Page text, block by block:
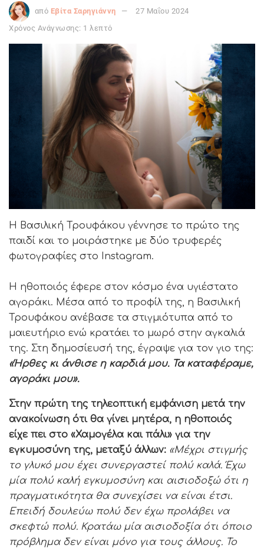
από Εβίτα Σαρηγιάννη
27 Μαΐου 2024
Χρόνος Ανάγνωσης: 1 λεπτό
Η Βασιλική Τρουφάκου γέννησε το πρώτο της
παιδί και το μοιράστηκε με δύο τρυφερές
φωτογραφίες στο Instagram.
Η ηθοποιός έφερε στον κόσμο ένα υγιέστατο
αγοράκι. Μέσα από το προφίλ της, η Βασιλική
Τρουφάκου ανέβασε τα στιγμιότυπα από το
μαιευτήριο ενώ κρατάει το μωρό στην αγκαλιά
της. Στη δημοσίευσή της, έγραψε για τον γιο της:
«Ήρθες κι άνθισε η καρδιά μου. Τα καταφέραμε,
αγοράκι μου».
Στην πρώτη της τηλεοπτική εμφάνιση μετά την
ανακοίνωση ότι θα γίνει μητέρα, η ηθοποιός
είχε πει στο «Χαμογέλα και πάλι» για την
εγκυμοσύνη της, μεταξύ άλλων: «Μέχρι στιγμής
το γλυκό μου έχει συνεργαστεί πολύ καλά. Έχω
μία πολύ καλή εγκυμοσύνη και αισιοδοξώ ότι η
πραγματικότητα θα συνεχίσει να είναι έτσι.
Επειδή δουλεύω πολύ δεν έχω προλάβει να
σκεφτώ πολύ. Κρατάω μία αισιοδοξία ότι όποιο
πρόβλημα δεν είναι μόνο για τους άλλους. Το